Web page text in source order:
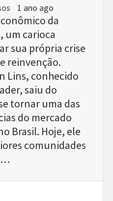
1 ano ago
da
um carioca
sua própria crise
reinvenção.
Lins, conhecido
saiu do
tornar uma das
do mercado
Brasil. Hoje, ele
comunidades
…